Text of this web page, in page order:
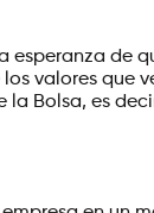
esperanza de
valores que
Bolsa, es